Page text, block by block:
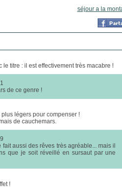
séjour a la
titre : il est effectivement très macabre !
de ce genre !
légers pour compenser !
de cauchemars.
aussi des rêves très agréable... mais il
que je soit réveillé en sursaut par une
!